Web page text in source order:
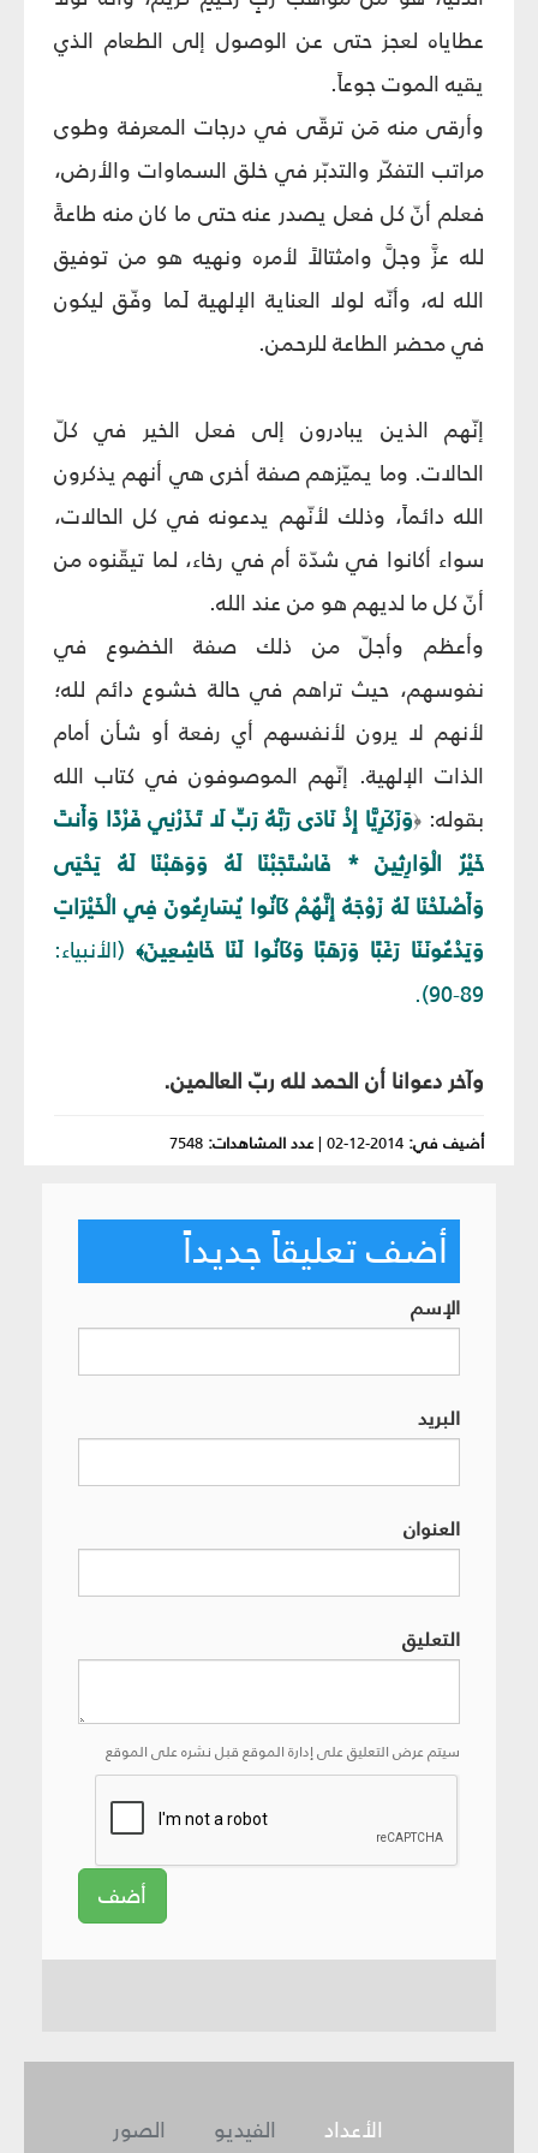
عطاياه لعجز حتى عن الوصول إلى الطعام الذي
يقيه الموت جوعاً.
وأرقى منه مَن ترقّى في درجات المعرفة وطوى
مراتب التفكّر والتدبّر في خلق السماوات والأرض،
فعلم أنّ كل فعل يصدر عنه حتى ما كان منه طاعةً
لله عزَّ وجلَّ وامثتالاً لأمره ونهيه هو من توفيق
الله له، وأنّه لولا العناية الإلهية لَما وفّق ليكون
في محضر الطاعة للرحمن.
إنّهم الذين يبادرون إلى فعل الخير في كلّ
الحالات. وما يميّزهم صفة أخرى هي أنهم يذكرون
الله دائماً، وذلك لأنّهم يدعونه في كل الحالات،
سواء أكانوا في شدّة أم في رخاء، لما تيقّنوه من
أنّ كل ما لديهم هو من عند الله.
وأعظم وأجلّ من ذلك صفة الخضوع في
نفوسهم، حيث تراهم في حالة خشوع دائم لله؛
لأنهم لا يرون لأنفسهم أي رفعة أو شأن أمام
الذات الإلهية. إنّهم الموصوفون في كتاب الله
بقوله: ﴿وَزَكَرِيَّا إِذْ نَادَى رَبَّهُ رَبِّ لَا تَذَرْنِي فَرْدًا وَأَنتَ
خَيْرُ الْوَارِثِينَ * فَاسْتَجَبْنَا لَهُ وَوَهَبْنَا لَهُ يَحْيَى
وَأَصْلَحْنَا لَهُ زَوْجَهُ إِنَّهُمْ كَانُوا يُسَارِعُونَ فِي الْخَيْرَاتِ
وَيَدْعُونَنَا رَغَبًا وَرَهَبًا وَكَانُوا لَنَا خَاشِعِينَ﴾ (الأنبياء:
89-90).
وآخر دعوانا أن الحمد لله ربّ العالمين.
أضيف في: 2014-12-02
|عدد المشاهدات: 7548
أضف تعليقاً جديداً
الإسم
البريد
العنوان
التعليق
سيتم عرض التعليق على إدارة الموقع قبل نشره على الموقع
أضف
الصور الفيديو الأعداد